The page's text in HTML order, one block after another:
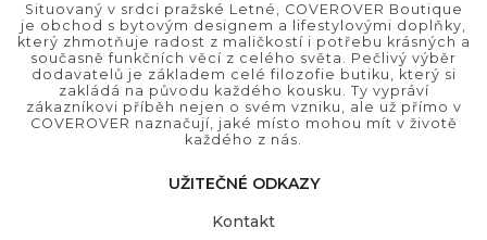
Situovaný v srdci pražské Letné, COVEROVER Boutique
je obchod s bytovým designem a lifestylovými doplňky,
který zhmotňuje radost z maličkostí i potřebu krásných a
současně funkčních věcí z celého světa. Pečlivý výběr
dodavatelů je základem celé filozofie butiku, který si
zakládá na původu každého kousku. Ty vypráví
zákazníkovi příběh nejen o svém vzniku, ale už přímo v
COVEROVER naznačují, jaké místo mohou mít v životě
každého z nás.
UŽITEČNÉ ODKAZY
Kontakt